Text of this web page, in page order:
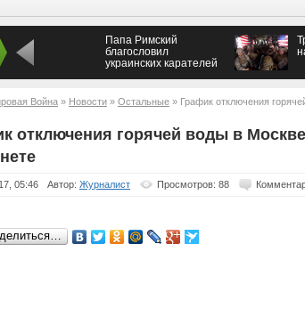
Папа Римский
благословил
украинских карателей
Война » Новости » Остальные » График отключения
отключения горячей воды в
05:46 Автор: Журналист Просмотров: 88